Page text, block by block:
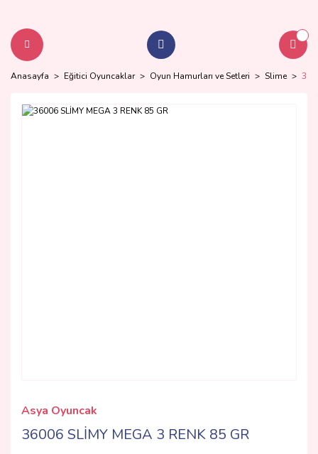
Anasayfa Eğitici Oyuncaklar Oyun Hamurları ve Setleri Slime
Asya Oyuncak
36006 SLİMY MEGA 3 RENK 85 GR